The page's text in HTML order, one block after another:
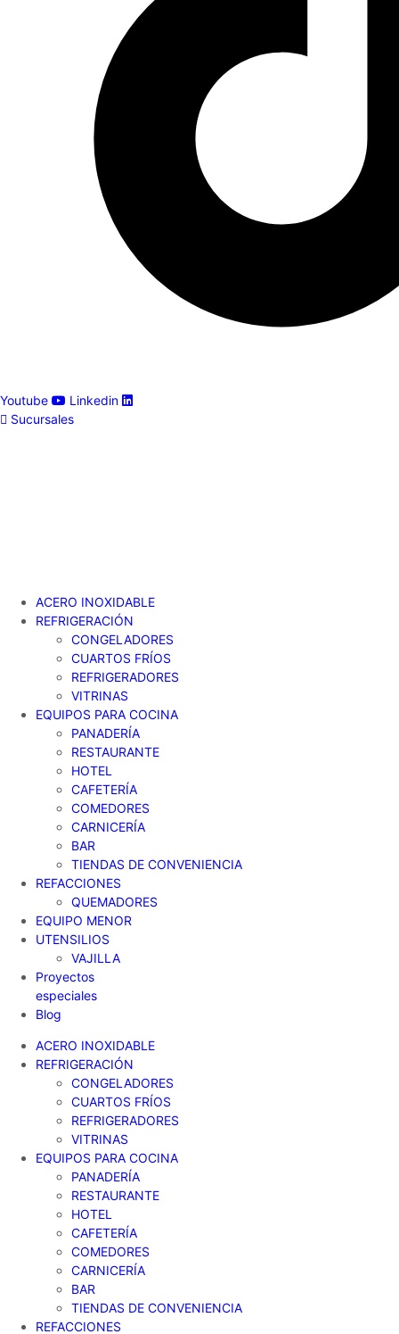
Youtube
Linkedin
Sucursales
ACERO INOXIDABLE
REFRIGERACIÓN
CONGELADORES
CUARTOS FRÍOS
REFRIGERADORES
VITRINAS
EQUIPOS PARA COCINA
PANADERÍA
RESTAURANTE
HOTEL
CAFETERÍA
COMEDORES
CARNICERÍA
BAR
TIENDAS DE CONVENIENCIA
REFACCIONES
QUEMADORES
EQUIPO MENOR
UTENSILIOS
VAJILLA
Proyectos
especiales
Blog
ACERO INOXIDABLE
REFRIGERACIÓN
CONGELADORES
CUARTOS FRÍOS
REFRIGERADORES
VITRINAS
EQUIPOS PARA COCINA
PANADERÍA
RESTAURANTE
HOTEL
CAFETERÍA
COMEDORES
CARNICERÍA
BAR
TIENDAS DE CONVENIENCIA
REFACCIONES